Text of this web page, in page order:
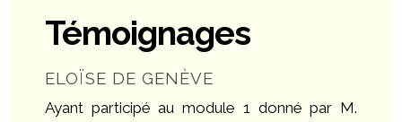
Témoignages
ELOÏSE DE GENÈVE
Ayant participé au module 1 donné par M.